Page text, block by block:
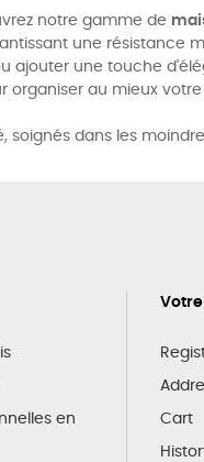
notre gamme de
une résistance
une touche
organiser au mieux
soignés dans les
en
Cart